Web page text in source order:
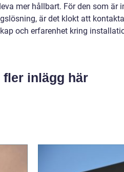
mer hållbart. För den som är
är det klokt att
och erfarenhet kring
fler inlägg här